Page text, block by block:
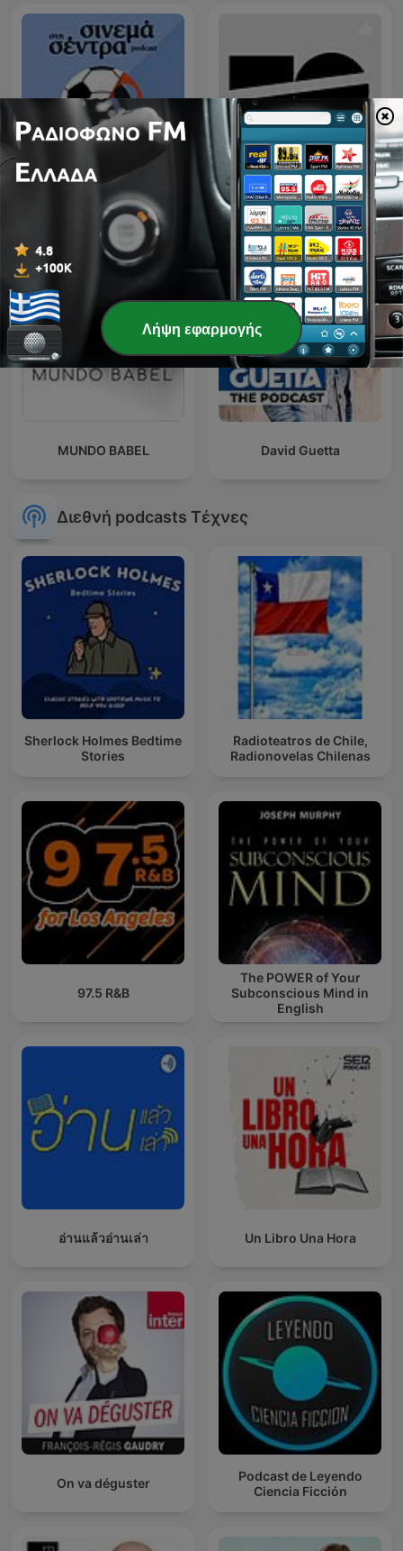
Σινεμά στη Σέντρα
Εθνικό Θέατρο - Κύκλος
συζητήσεων
MUNDO BABEL David Guetta
Διεθνή podcasts Τέχνες
Sherlock Holmes Bedtime
Stories
Radioteatros de Chile,
Radionovelas Chilenas
97.5 R&B
The POWER of Your
Subconscious Mind in
English
อ่านแล้วอ่านเล่า Un Libro Una Hora
On va déguster
Podcast de Leyendo
Ciencia Ficción
Λήψη εφαρμογής